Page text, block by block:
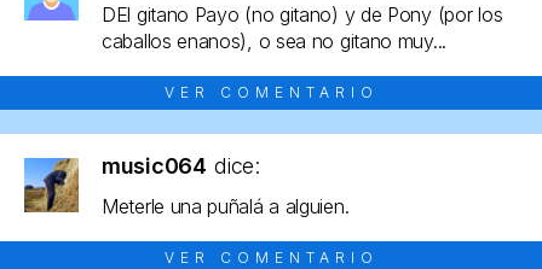
DEl gitano Payo (no gitano) y de Pony (por los
caballos enanos), o sea no gitano muy...
VER COMENTARIO
music064 dice:
Meterle una puñalá a alguien.
VER COMENTARIO